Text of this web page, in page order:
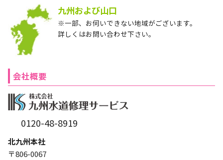
九州および山口
※一部、お伺いできない地域がございます。
詳しくはお問い合わせ下さい。
会社概要
0120-48-8919
北九州本社
〒806-0067